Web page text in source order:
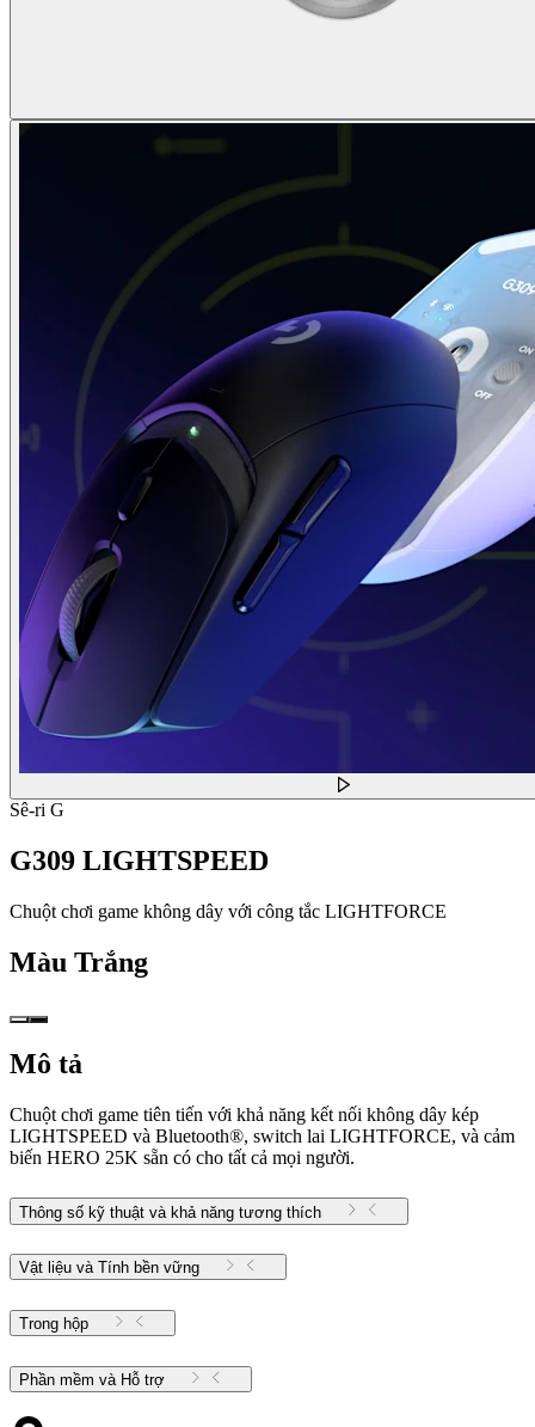
Sê-ri G
G309 LIGHTSPEED
Chuột chơi game không dây với công tắc LIGHTFORCE
Màu Trắng
Mô tả
Chuột chơi game tiên tiến với khả năng kết nối không dây kép
LIGHTSPEED và Bluetooth®, switch lai LIGHTFORCE, và cảm
biến HERO 25K sẵn có cho tất cả mọi người.
Thông số kỹ thuật và khả năng tương thích
Vật liệu và Tính bền vững
Trong hộp
Phần mềm và Hỗ trợ